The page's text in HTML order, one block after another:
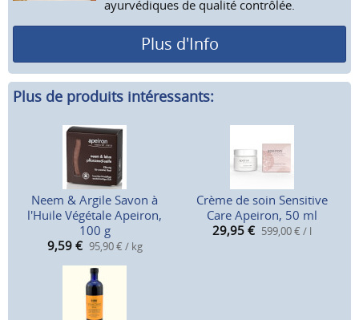
ayurvédiques de qualité contrôlée.
Plus d'Info
Plus de produits intéressants:
Neem & Argile Savon à
l'Huile Végétale Apeiron,
100 g
9,59 € 95,90 € / kg
Crème de soin Sensitive
Care Apeiron, 50 ml
29,95 € 599,00 € / l